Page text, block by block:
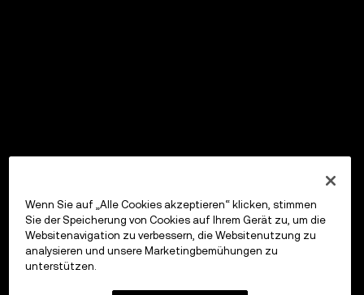
Wenn Sie auf „Alle Cookies akzeptieren“ klicken, stimmen
Sie der Speicherung von Cookies auf Ihrem Gerät zu, um die
Websitenavigation zu verbessern, die Websitenutzung zu
analysieren und unsere Marketingbemühungen zu
unterstützen.